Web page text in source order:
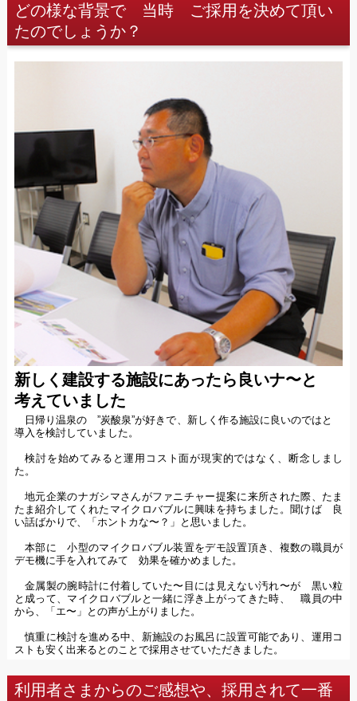
どの様な背景で 当時 ご採用を決めて頂い
たのでしょうか？
新しく建設する施設にあったら良いナ〜と
考えていました
日帰り温泉の ”炭酸泉”が好きで、新しく作る施設に良いのではと
導入を検討していました。
検討を始めてみると運用コスト面が現実的ではなく、断念しまし
た。
地元企業のナガシマさんがファニチャー提案に来所された際、たま
たま紹介してくれたマイクロバブルに興味を持ちました。聞けば 良
い話ばかりで、「ホントカな〜？」と思いました。
本部に 小型のマイクロバブル装置をデモ設置頂き、複数の職員が
デモ機に手を入れてみて 効果を確かめました。
金属製の腕時計に付着していた〜目には見えない汚れ〜が 黒い粒
と成って、マイクロバブルと一緒に浮き上がってきた時、 職員の中
から、「エ〜」との声が上がりました。
慎重に検討を進める中、新施設のお風呂に設置可能であり、運用コ
ストも安く出来るとのことで採用させていただきました。
利用者さまからのご感想や、採用されて一番